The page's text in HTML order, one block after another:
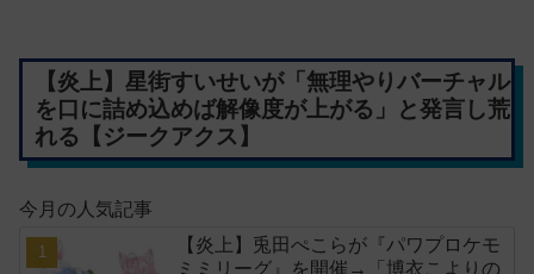
【炎上】星街すいせいが「無理やりバーチャル
を口に詰め込めば解像度が上がる」と発言し荒
れる【ジークアクス】
今月の人気記事
【炎上】兎田ぺこらが『パワプロケモ
ミミリーグ』を開催→「博衣こよりの